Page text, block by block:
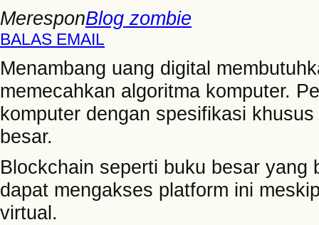
MeresponBlog zombie
BALAS EMAIL
Menambang uang digital
memecahkan algoritma komputer.
komputer dengan spesifikasi
besar.
Blockchain seperti buku besar
dapat mengakses platform ini
virtual.